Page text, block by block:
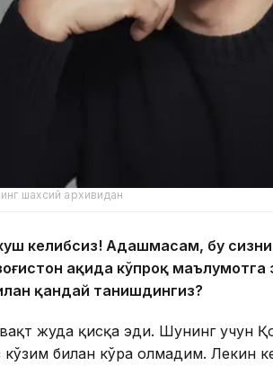
шахсий архивидан
келибсиз! Адашмасам, бу
ҳақида кўпроқ маълумотга
қандай танишдингиз?
жуда қисқа эди. Шунинг учун
билан кўра олмадим. Лекин